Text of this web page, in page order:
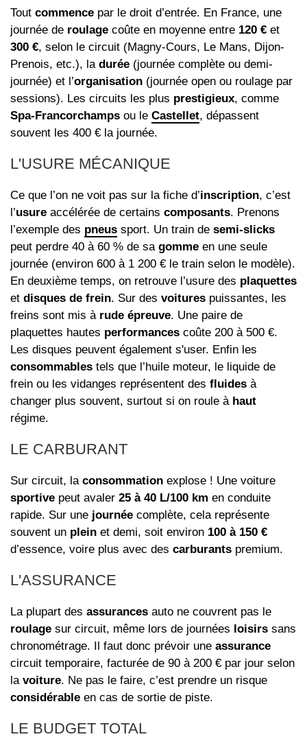
Tout commence par le droit d’entrée. En France, une
journée de roulage coûte en moyenne entre 120 € et
300 €, selon le circuit (Magny-Cours, Le Mans, Dijon-
Prenois, etc.), la durée (journée complète ou demi-
journée) et l’organisation (journée open ou roulage par
sessions). Les circuits les plus prestigieux, comme
Spa-Francorchamps ou le Castellet, dépassent
souvent les 400 € la journée.
L'USURE MÉCANIQUE
Ce que l’on ne voit pas sur la fiche d’inscription, c’est
l’usure accélérée de certains composants. Prenons
l’exemple des pneus sport. Un train de semi-slicks
peut perdre 40 à 60 % de sa gomme en une seule
journée (environ 600 à 1 200 € le train selon le modèle).
En deuxième temps, on retrouve l’usure des plaquettes
et disques de frein. Sur des voitures puissantes, les
freins sont mis à rude épreuve. Une paire de
plaquettes hautes performances coûte 200 à 500 €.
Les disques peuvent également s'user. Enfin les
consommables tels que l’huile moteur, le liquide de
frein ou les vidanges représentent des fluides à
changer plus souvent, surtout si on roule à haut
régime.
LE CARBURANT
Sur circuit, la consommation explose ! Une voiture
sportive peut avaler 25 à 40 L/100 km en conduite
rapide. Sur une journée complète, cela représente
souvent un plein et demi, soit environ 100 à 150 €
d’essence, voire plus avec des carburants premium.
L'ASSURANCE
La plupart des assurances auto ne couvrent pas le
roulage sur circuit, même lors de journées loisirs sans
chronométrage. Il faut donc prévoir une assurance
circuit temporaire, facturée de 90 à 200 € par jour selon
la voiture. Ne pas le faire, c’est prendre un risque
considérable en cas de sortie de piste.
LE BUDGET TOTAL